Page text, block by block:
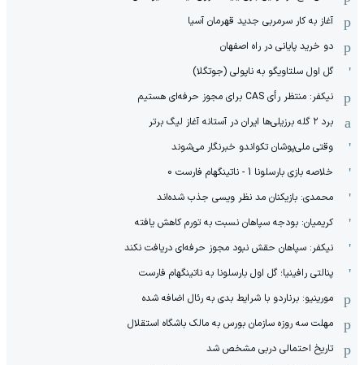
آغاز به کار سرمربی جدید قهرمان آسیا
دو خرید پایانی در راه اصفهان
گل اول سلتاویگو به ناپولی (جوتگلا)
نیکفر: منتظر رأی CAS برای مجوز حرفه‌ای هستیم
برد ۲ گله برزیلی‌ها ایران در آستانه آغاز لیگ برتر
وقتی ملی‌پوشان تکواندو خبرنگار می‌شوند
خلاصه بازی بارسلونا 1 - ناتینگهام فارست 0
محمدی: بازیکنان مد نظر ویسی جذب شده‌اند
کریمیان: بودجه سپاهان نسبت به تورم کاهش یافته
نیکفر: سپاهان حقش نبود مجوز حرفه‌ای دریافت نکند
پنالتی رافینیا؛ گل اول بارسلونا به ناتینگهام فارست
مورینیو: برناردو با شرایط بدی به رئال اضافه شده
مهلت سه روزه سازمان بورس به مالک باشگاه استقلال
تاریخ احتمالی دربی مشخص شد